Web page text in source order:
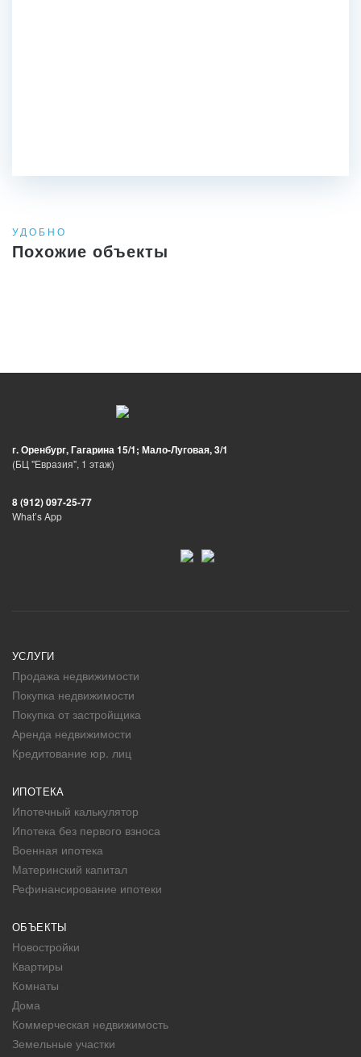
УДОБНО
Похожие объекты
г. Оренбург, Гагарина 15/1; Мало-Луговая, 3/1
(БЦ "Евразия", 1 этаж)
8 (912) 097-25-77
What’s App
УСЛУГИ
Продажа недвижимости
Покупка недвижимости
Покупка от застройщика
Аренда недвижимости
Кредитование юр. лиц
ИПОТЕКА
Ипотечный калькулятор
Ипотека без первого взноса
Военная ипотека
Материнский капитал
Рефинансирование ипотеки
ОБЪЕКТЫ
Новостройки
Квартиры
Комнаты
Дома
Коммерческая недвижимость
Земельные участки